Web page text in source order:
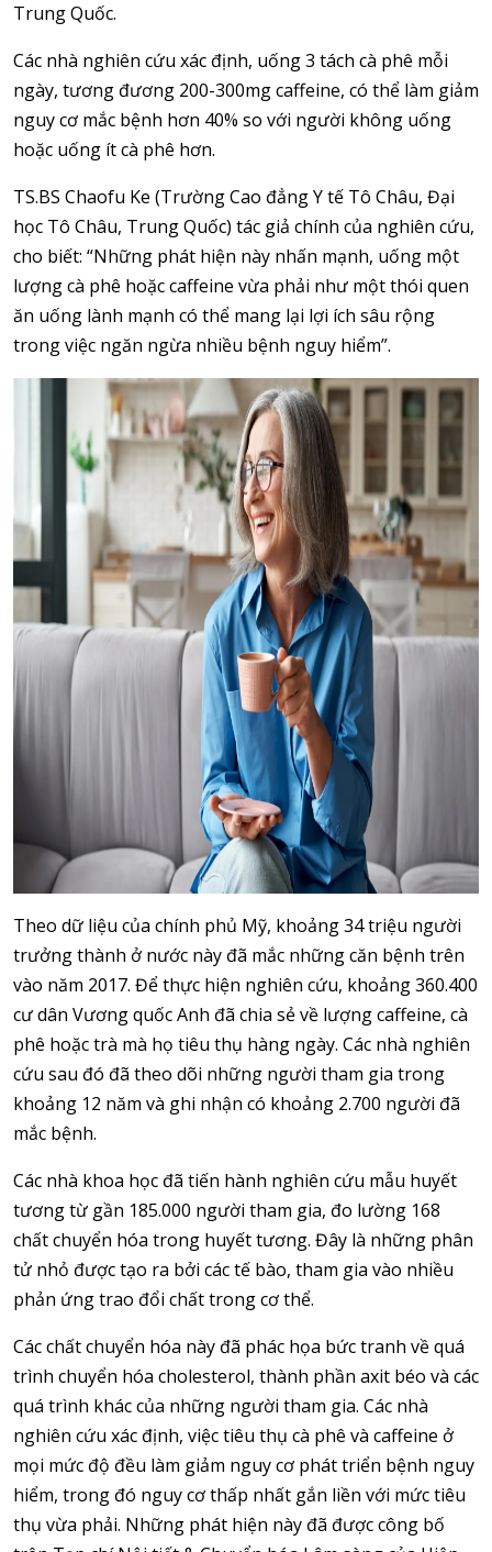
Trung Quốc.
Các nhà nghiên cứu xác định, uống 3 tách cà phê mỗi
ngày, tương đương 200-300mg caffeine, có thể làm giảm
nguy cơ mắc bệnh hơn 40% so với người không uống
hoặc uống ít cà phê hơn.
TS.BS Chaofu Ke (Trường Cao đẳng Y tế Tô Châu, Đại
học Tô Châu, Trung Quốc) tác giả chính của nghiên cứu,
cho biết: “Những phát hiện này nhấn mạnh, uống một
lượng cà phê hoặc caffeine vừa phải như một thói quen
ăn uống lành mạnh có thể mang lại lợi ích sâu rộng
trong việc ngăn ngừa nhiều bệnh nguy hiểm”.
Theo dữ liệu của chính phủ Mỹ, khoảng 34 triệu người
trưởng thành ở nước này đã mắc những căn bệnh trên
vào năm 2017. Để thực hiện nghiên cứu, khoảng 360.400
cư dân Vương quốc Anh đã chia sẻ về lượng caffeine, cà
phê hoặc trà mà họ tiêu thụ hàng ngày. Các nhà nghiên
cứu sau đó đã theo dõi những người tham gia trong
khoảng 12 năm và ghi nhận có khoảng 2.700 người đã
mắc bệnh.
Các nhà khoa học đã tiến hành nghiên cứu mẫu huyết
tương từ gần 185.000 người tham gia, đo lường 168
chất chuyển hóa trong huyết tương. Đây là những phân
tử nhỏ được tạo ra bởi các tế bào, tham gia vào nhiều
phản ứng trao đổi chất trong cơ thể.
Các chất chuyển hóa này đã phác họa bức tranh về quá
trình chuyển hóa cholesterol, thành phần axit béo và các
quá trình khác của những người tham gia. Các nhà
nghiên cứu xác định, việc tiêu thụ cà phê và caffeine ở
mọi mức độ đều làm giảm nguy cơ phát triển bệnh nguy
hiểm, trong đó nguy cơ thấp nhất gắn liền với mức tiêu
thụ vừa phải. Những phát hiện này đã được công bố